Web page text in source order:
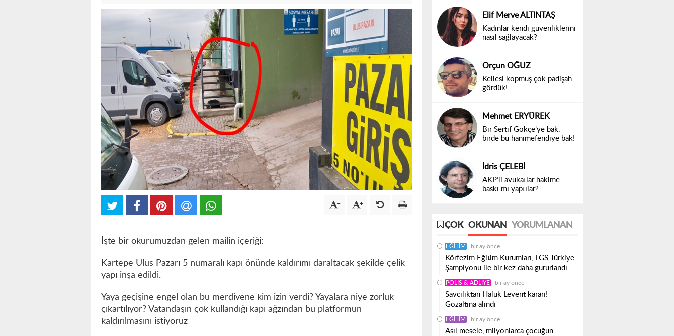
İşte bir okurumuzdan gelen mailin içeriği:
Kartepe Ulus Pazarı 5 numaralı kapı önünde kaldırımı daraltacak şekilde çelik
yapı inşa edildi.
Yaya geçişine engel olan bu merdivene kim izin verdi? Yayalara niye zorluk
çıkartılıyor? Vatandaşın çok kullandığı kapı ağzından bu platformun
kaldırılmasını istiyoruz
Elif Merve ALTINTAŞ
Kadınlar kendi güvenliklerini
nasıl sağlayacak?
Orçun OĞUZ
Kellesi kopmuş çok padişah
gördük!
Mehmet ERYÜREK
Bir Sertif Gökçe’ye bak,
birde bu hanımefendiye bak!
İdris ÇELEBİ
AKP’li avukatlar hakime
baskı mı yaptılar?
ÇOK OKUNAN YORUMLANAN
EĞITIM bir ay önce
Körfezim Eğitim Kurumları, LGS Türkiye
Şampiyonu ile bir kez daha gururlandı
POLIS & ADLIYE bir ay önce
Savcılıktan Haluk Levent kararı!
Gözaltına alındı
EĞITIM bir ay önce
Asıl mesele, milyonlarca çocuğun